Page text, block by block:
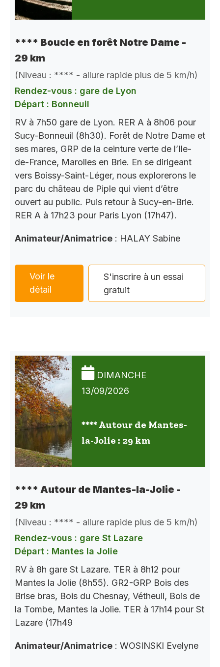
**** Boucle en forêt Notre Dame -
29 km
(Niveau : **** - allure rapide plus de 5 km/h)
Rendez-vous : gare de Lyon
Départ : Bonneuil
RV à 7h50 gare de Lyon. RER A à 8h06 pour
Sucy-Bonneuil (8h30). Forêt de Notre Dame et
ses mares, GRP de la ceinture verte de l’Ile-
de-France, Marolles en Brie. En se dirigeant
vers Boissy-Saint-Léger, nous explorerons le
parc du château de Piple qui vient d’être
ouvert au public. Puis retour à Sucy-en-Brie.
RER A à 17h23 pour Paris Lyon (17h47).
Animateur/Animatrice : HALAY Sabine
Voir le
détail
S'inscrire à un essai
gratuit
DIMANCHE
13/09/2026
**** Autour de Mantes-
la-Jolie : 29 km
**** Autour de Mantes-la-Jolie -
29 km
(Niveau : **** - allure rapide plus de 5 km/h)
Rendez-vous : gare St Lazare
Départ : Mantes la Jolie
RV à 8h gare St Lazare. TER à 8h12 pour
Mantes la Jolie (8h55). GR2-GRP Bois des
Brise bras, Bois du Chesnay, Vétheuil, Bois de
la Tombe, Mantes la Jolie. TER à 17h14 pour St
Lazare (17h49
Animateur/Animatrice : WOSINSKI Evelyne